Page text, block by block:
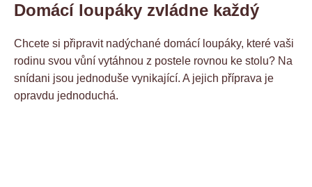
Domácí loupáky zvládne každý
Chcete si připravit nadýchané domácí loupáky, které vaši
rodinu svou vůní vytáhnou z postele rovnou ke stolu? Na
snídani jsou jednoduše vynikající. A jejich příprava je
opravdu jednoduchá.